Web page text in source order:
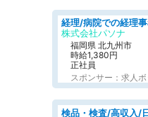
株式会社パソナ
福岡県 北九州市
時給1,380円
正社員
スポンサー：求人ボ